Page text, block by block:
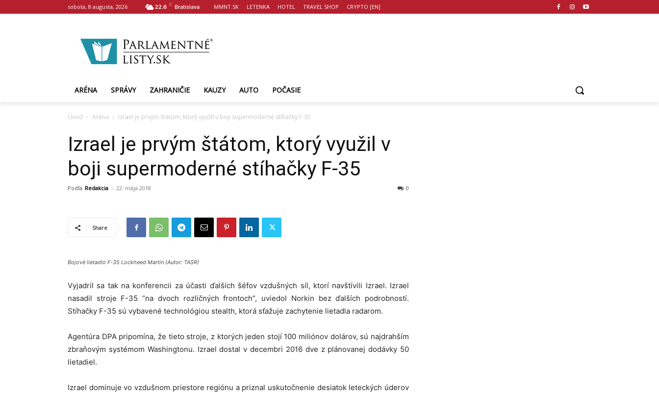
sobota, 8 augusta, 2026 22.6 C Bratislava MMNT.SK LETENKA HOTEL TRAVEL SHOP CRYPTO [EN]
ARÉNA SPRÁVY ZAHRANIČIE KAUZY AUTO POČASIE
Úvod Aréna Izrael je prvým štátom, ktorý využil v boji supermoderné stíhačky F-35
Izrael je prvým štátom, ktorý využil v
boji supermoderné stíhačky F-35
Podľa Redakcia - 22. mája 2018 0
Share
Bojové lietadlo F-35 Lockheed Martin (Autor: TASR)
Vyjadril sa tak na konferencii za účasti ďalších šéfov vzdušných síl, ktorí navštívili Izrael. Izrael
nasadil stroje F-35 “na dvoch rozličných frontoch”, uviedol Norkin bez ďalších podrobností.
Stíhačky F-35 sú vybavené technológiou stealth, ktorá sťažuje zachytenie lietadla radarom.
Agentúra DPA pripomína, že tieto stroje, z ktorých jeden stojí 100 miliónov dolárov, sú najdrahším
zbraňovým systémom Washingtonu. Izrael dostal v decembri 2016 dve z plánovanej dodávky 50
lietadiel.
Izrael dominuje vo vzdušnom priestore regiónu a priznal uskutočnenie desiatok leteckých úderov